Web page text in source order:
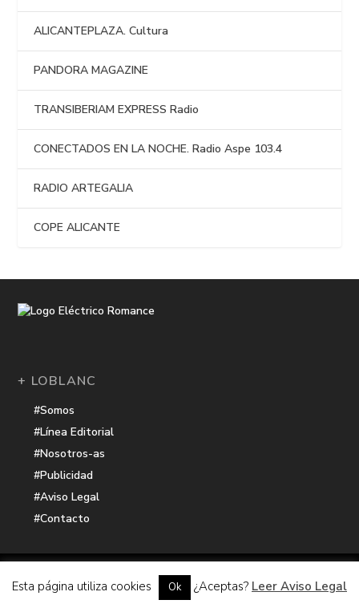
ALICANTEPLAZA. Cultura
PANDORA MAGAZINE
TRANSIBERIAM EXPRESS Radio
CONECTADOS EN LA NOCHE. Radio Aspe 103.4
RADIO ARTEGALIA
COPE ALICANTE
+ LOBLANC
#Somos
#Línea Editorial
#Nosotros-as
#Publicidad
#Aviso Legal
#Contacto
Electrico Romance
Hacker Harbor
Esta página utiliza cookies Ok ¿Aceptas? Leer Aviso Legal